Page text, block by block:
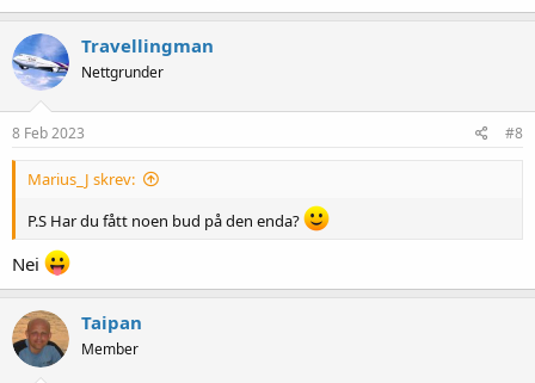
Travellingman
Nettgrunder
8 Feb 2023 #8
Marius_J skrev:
P.S Har du fått noen bud på den enda?
Nei
Taipan
Member